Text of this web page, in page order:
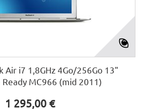
Air i7 1,8GHz 4Go/256Go 13"
MC966 (mid 2011)
1 295,00 €